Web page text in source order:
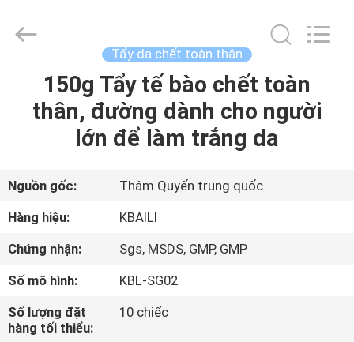
TRANG
CHỦ
SẢN
PHẨM
CHÚNG
TÔI
Technology
Tẩy da chết toàn thân
150g Tẩy tế bào chết toàn
thân, đường dành cho người
lớn để làm trắng da
Nguồn gốc:
Thâm Quyến trung quốc
Hàng hiệu:
KBAILI
Chứng nhận:
Sgs, MSDS, GMP, GMP
Số mô hình:
KBL-SG02
Số lượng đặt
hàng tối thiểu:
10 chiếc